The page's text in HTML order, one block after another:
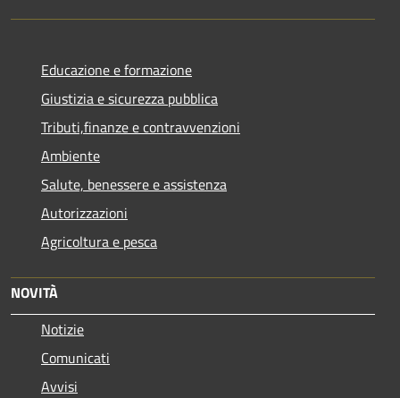
Educazione e formazione
Giustizia e sicurezza pubblica
Tributi,finanze e contravvenzioni
Ambiente
Salute, benessere e assistenza
Autorizzazioni
Agricoltura e pesca
NOVITÀ
Notizie
Comunicati
Avvisi